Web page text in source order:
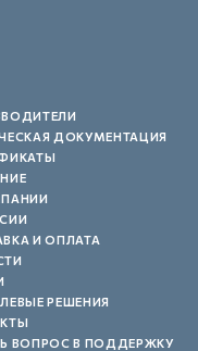
ДОКУМЕНТАЦИЯ
И ОПЛАТА
РЕШЕНИЯ
ВОПРОС В ПОДДЕРЖКУ